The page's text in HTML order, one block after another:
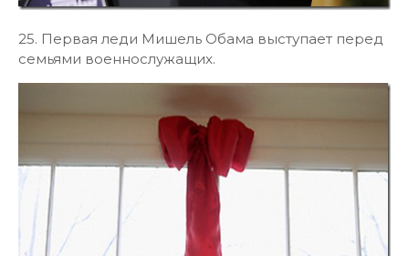
25. Первая леди Мишель Обама выступает перед
семьями военнослужащих.